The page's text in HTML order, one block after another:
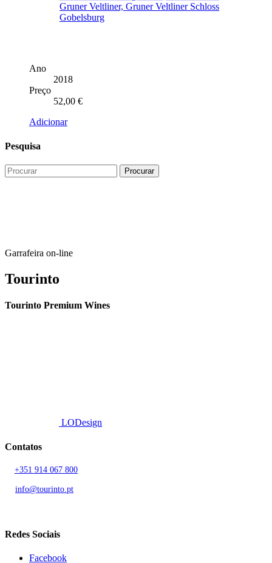
Ano
2018
Preço
52,00 €
Adicionar
Pesquisa
Garrafeira on-line
Tourinto
Tourinto Premium Wines
LODesign
Contatos
+351 914 067 800
info@tourinto.pt
Redes Sociais
Facebook